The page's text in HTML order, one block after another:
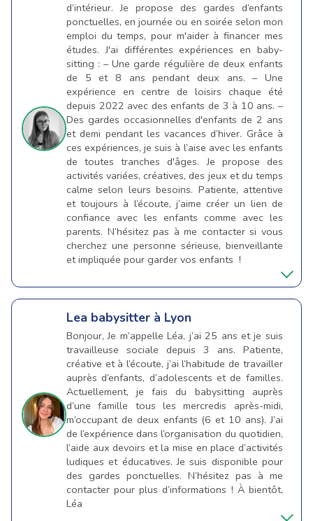
d’intérieur. Je propose des gardes d’enfants
ponctuelles, en journée ou en soirée selon mon
emploi du temps, pour m'aider à financer mes
études. J'ai différentes expériences en baby-
sitting : – Une garde régulière de deux enfants
de 5 et 8 ans pendant deux ans. – Une
expérience en centre de loisirs chaque été
depuis 2022 avec des enfants de 3 à 10 ans. –
Des gardes occasionnelles d'enfants de 2 ans
et demi pendant les vacances d’hiver. Grâce à
ces expériences, je suis à l’aise avec les enfants
de toutes tranches d'âges. Je propose des
activités variées, créatives, des jeux et du temps
calme selon leurs besoins. Patiente, attentive
et toujours à l’écoute, j’aime créer un lien de
confiance avec les enfants comme avec les
parents. N’hésitez pas à me contacter si vous
cherchez une personne sérieuse, bienveillante
et impliquée pour garder vos enfants !
Lea babysitter à Lyon
Bonjour, Je m’appelle Léa, j’ai 25 ans et je suis
travailleuse sociale depuis 3 ans. Patiente,
créative et à l’écoute, j’ai l’habitude de travailler
auprès d’enfants, d’adolescents et de familles.
Actuellement, je fais du babysitting auprès
d’une famille tous les mercredis après-midi,
m’occupant de deux enfants (6 et 10 ans). J’ai
de l’expérience dans l’organisation du quotidien,
l’aide aux devoirs et la mise en place d’activités
ludiques et éducatives. Je suis disponible pour
des gardes ponctuelles. N’hésitez pas à me
contacter pour plus d’informations ! À bientôt,
Léa